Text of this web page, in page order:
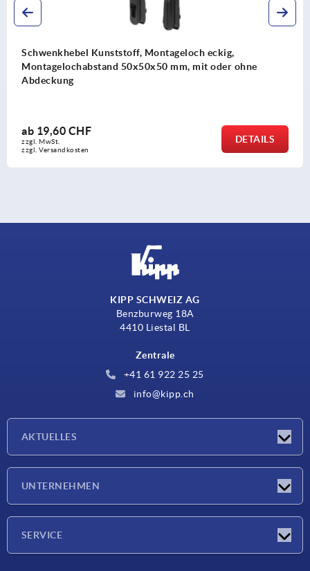
Schwenkhebel Kunststoff, Montageloch eckig,
Montagelochabstand 50x50x50 mm, mit oder ohne
Abdeckung
ab 19,60 CHF
zzgl. MwSt.
zzgl. Versandkosten
DETAILS
KIPP SCHWEIZ AG
Benzburweg 18A
4410 Liestal BL
Zentrale
+41 61 922 25 25
info@kipp.ch
AKTUELLES
UNTERNEHMEN
SERVICE